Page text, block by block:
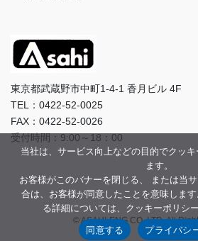
東京都武蔵野市中町1-4-1 香月ビル 4F
TEL：0422-52-0025
FAX：0422-52-0026
受付時間：9:00～18：00
© ASAHI-ENG CO.,LTD. All
当社は、サービス向上などの目的でクッ
ます。
お客様がこのバナーを閉じる、 または当
合は、お客様が同意したことを意味しま
る詳細については、クッキーポリシ
同意する
プライバシ